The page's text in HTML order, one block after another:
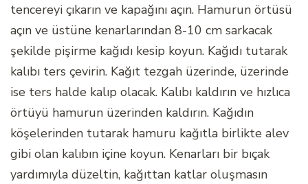
tencereyi çıkarın ve kapağını açın. Hamurun örtüsü
açın ve üstüne kenarlarından 8-10 cm sarkacak
şekilde pişirme kağıdı kesip koyun. Kağıdı tutarak
kalıbı ters çevirin. Kağıt tezgah üzerinde, üzerinde
ise ters halde kalıp olacak. Kalıbı kaldırın ve hızlıca
örtüyü hamurun üzerinden kaldırın. Kağıdın
köşelerinden tutarak hamuru kağıtla birlikte alev
gibi olan kalıbın içine koyun. Kenarları bir bıçak
yardımıyla düzeltin, kağıttan katlar oluşmasın